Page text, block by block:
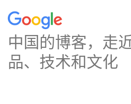
中国的博客，走
品、技术和文化